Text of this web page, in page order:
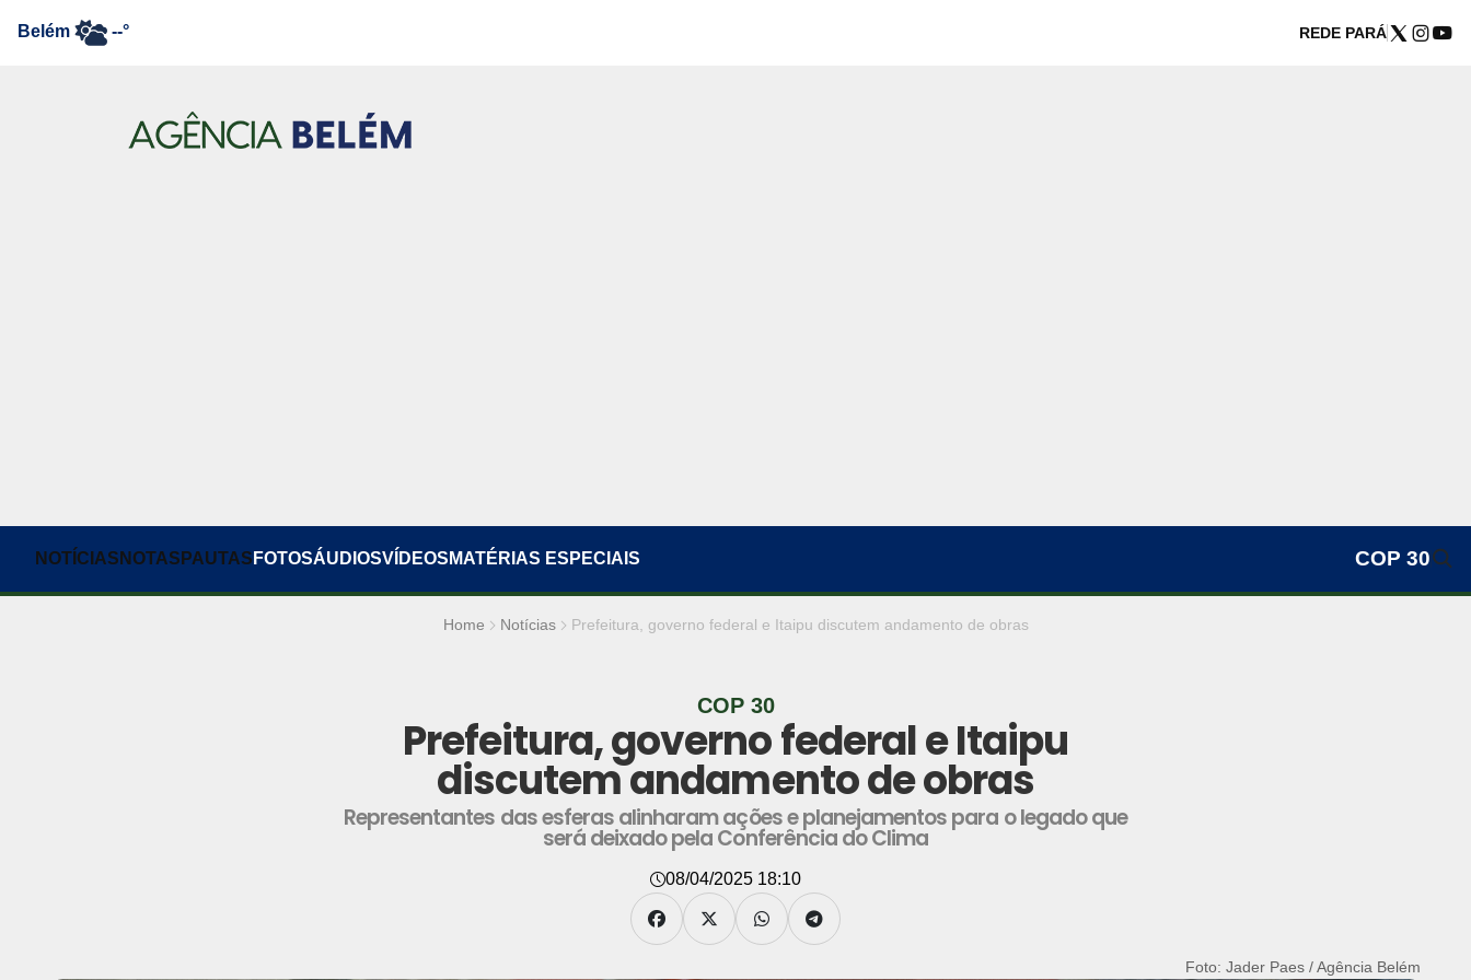
Belém --° REDE PARÁ
NOTÍCIAS NOTAS PAUTAS FOTOSÁUDIOSVÍDEOS MATÉRIAS ESPECIAIS COP 30
Home Notícias Prefeitura, governo federal e Itaipu discutem andamento de obras
COP 30
Prefeitura, governo federal e Itaipu
discutem andamento de obras
Representantes das esferas alinharam ações e planejamentos para o legado que
será deixado pela Conferência do Clima
08/04/2025 18:10
Foto: Jader Paes / Agência Belém